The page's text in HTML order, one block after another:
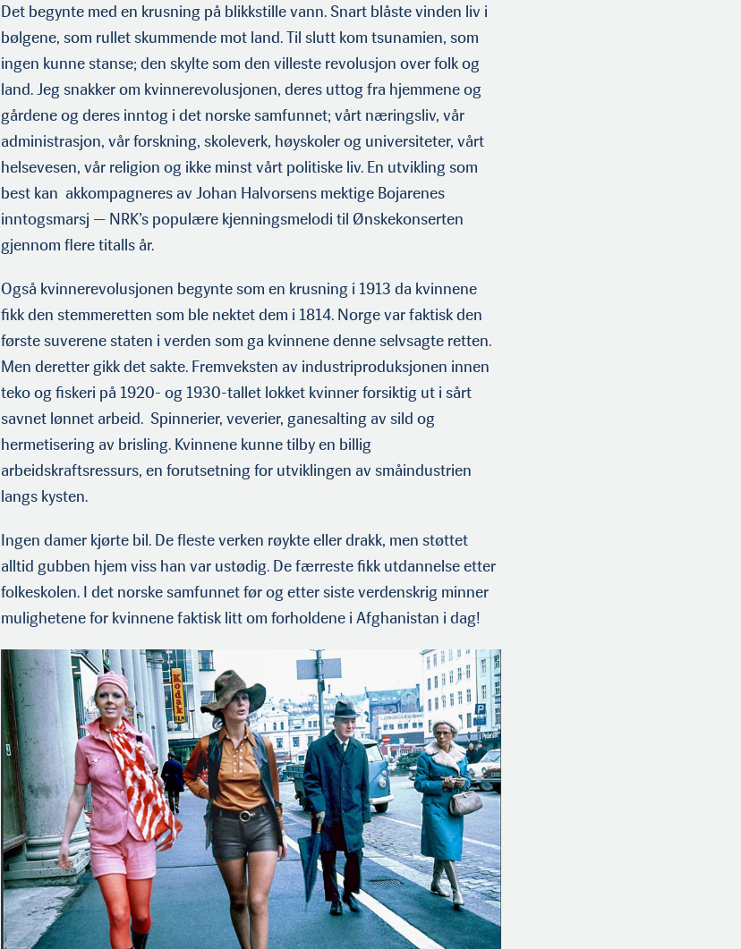
Det begynte med en krusning på blikkstille vann. Snart blåste vinden liv i
bølgene, som rullet skummende mot land. Til slutt kom tsunamien, som
ingen kunne stanse; den skylte som den villeste revolusjon over folk og
land. Jeg snakker om kvinnerevolusjonen, deres uttog fra hjemmene og
gårdene og deres inntog i det norske samfunnet; vårt næringsliv, vår
administrasjon, vår forskning, skoleverk, høyskoler og universiteter, vårt
helsevesen, vår religion og ikke minst vårt politiske liv. En utvikling som
best kan akkompagneres av Johan Halvorsens mektige Bojarenes
inntogsmarsj — NRK’s populære kjenningsmelodi til Ønskekonserten
gjennom flere titalls år.
Også kvinnerevolusjonen begynte som en krusning i 1913 da kvinnene
fikk den stemmeretten som ble nektet dem i 1814. Norge var faktisk den
første suverene staten i verden som ga kvinnene denne selvsagte retten.
Men deretter gikk det sakte. Fremveksten av industriproduksjonen innen
teko og fiskeri på 1920- og 1930-tallet lokket kvinner forsiktig ut i sårt
savnet lønnet arbeid. Spinnerier, veverier, ganesalting av sild og
hermetisering av brisling. Kvinnene kunne tilby en billig
arbeidskraftsressurs, en forutsetning for utviklingen av småindustrien
langs kysten.
Ingen damer kjørte bil. De fleste verken røykte eller drakk, men støttet
alltid gubben hjem viss han var ustødig. De færreste fikk utdannelse etter
folkeskolen. I det norske samfunnet før og etter siste verdenskrig minner
mulighetene for kvinnene faktisk litt om forholdene i Afghanistan i dag!